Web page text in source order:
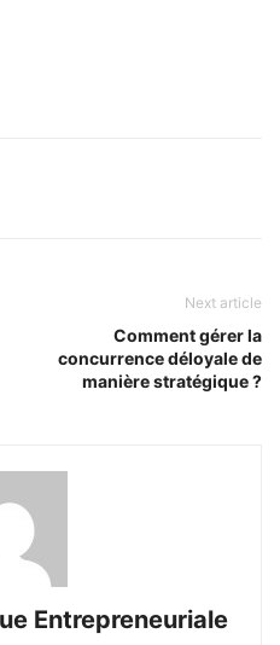
Next article
Comment gérer la
concurrence déloyale de
manière stratégique ?
Entrepreneuriale